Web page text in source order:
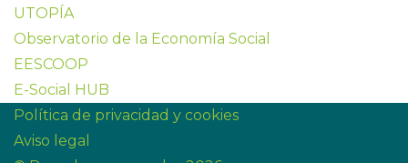
UTOPÍA
Observatorio de la Economía Social
EESCOOP
E-Social HUB
Política de privacidad y cookies
Aviso legal